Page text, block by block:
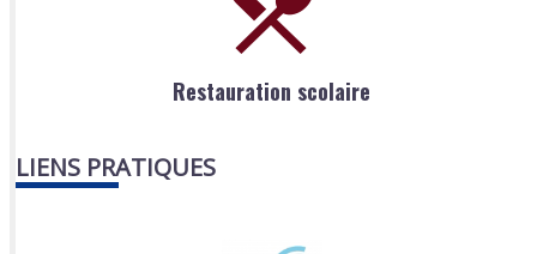
Restauration scolaire
LIENS PRATIQUES